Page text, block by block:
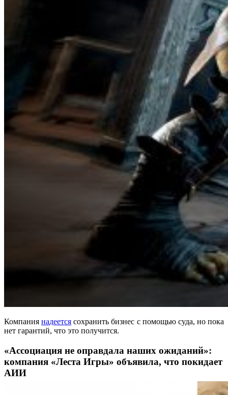
Компаниянадеется сохранить бизнес с помощью суда, но пока
нет гарантий, что это получится.
«Ассоциация не оправдала наших ожиданий»:
компания «Леста Игры» объявила, что покидает
АИИ